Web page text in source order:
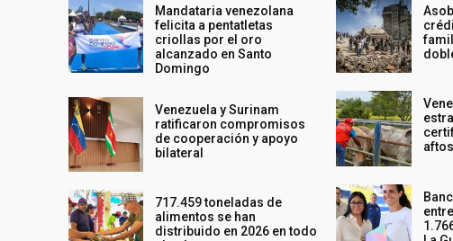
Mandataria venezolana
felicita a pentatletas
criollas por el oro
alcanzado en Santo
Domingo
Venezuela y Surinam
ratificaron compromisos
de cooperación y apoyo
bilateral
717.459 toneladas de
alimentos se han
distribuido en 2026 en todo